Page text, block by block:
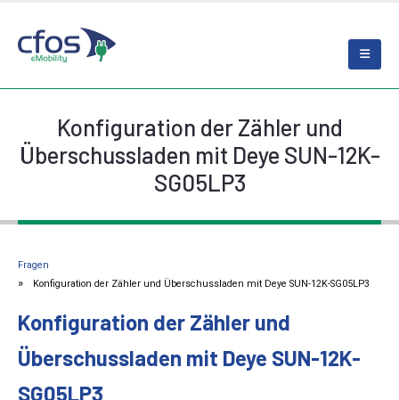
Konfiguration der Zähler und
Überschussladen mit Deye SUN-12K-
SG05LP3
Fragen
Konfiguration der Zähler und Überschussladen mit Deye SUN-12K-SG05LP3
Konfiguration der Zähler und
Überschussladen mit Deye SUN-12K-
SG05LP3